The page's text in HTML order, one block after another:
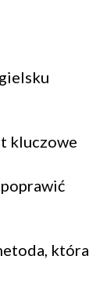
kluczowe
która